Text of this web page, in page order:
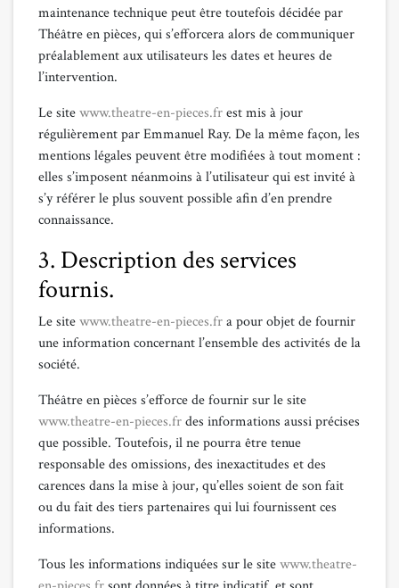
maintenance technique peut être toutefois décidée par
Théâtre en pièces, qui s’efforcera alors de communiquer
préalablement aux utilisateurs les dates et heures de
l’intervention.
Le sitewww.theatre-en-pieces.frest mis à jour
régulièrement par Emmanuel Ray. De la même façon, les
mentions légales peuvent être modifiées à tout moment :
elles s’imposent néanmoins à l’utilisateur qui est invité à
s’y référer le plus souvent possible afin d’en prendre
connaissance.
3. Description des services
fournis.
Le sitewww.theatre-en-pieces.fra pour objet de fournir
une information concernant l’ensemble des activités de la
société.
Théâtre en pièces s’efforce de fournir sur le site
www.theatre-en-pieces.frdes informations aussi précises
que possible. Toutefois, il ne pourra être tenue
responsable des omissions, des inexactitudes et des
carences dans la mise à jour, qu’elles soient de son fait
ou du fait des tiers partenaires qui lui fournissent ces
informations.
Tous les informations indiquées sur le sitewww.theatre-